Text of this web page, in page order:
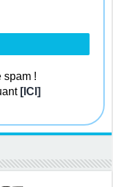
spam !
[ICI]